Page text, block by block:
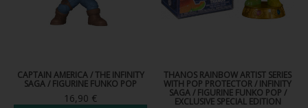
CAPTAIN AMERICA / THE INFINITY
SAGA / FIGURINE FUNKO POP
16,90 €
THANOS RAINBOW ARTIST SERIES
WITH POP PROTECTOR / INFINITY
SAGA / FIGURINE FUNKO POP /
EXCLUSIVE SPECIAL EDITION